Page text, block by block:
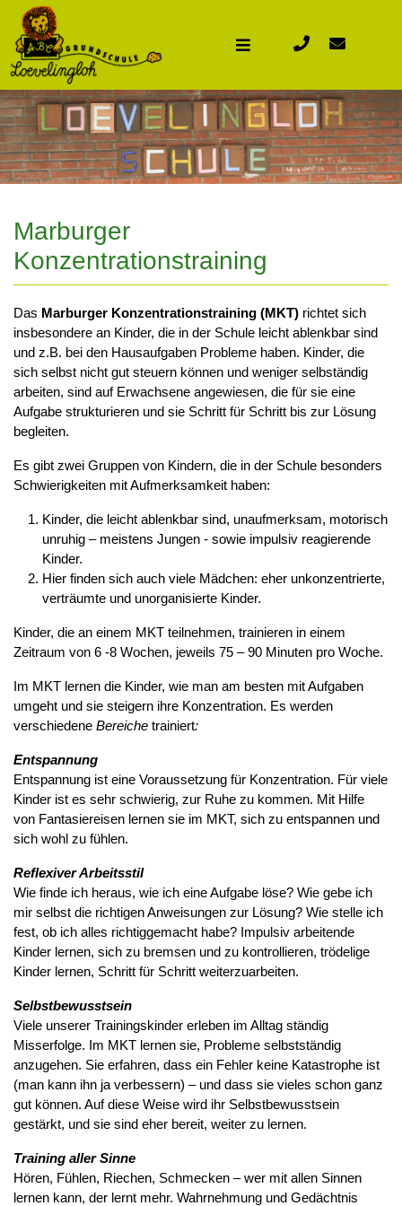
Marburger
Konzentrationstraining
Das Marburger Konzentrationstraining (MKT) richtet sich
insbesondere an Kinder, die in der Schule leicht ablenkbar sind
und z.B. bei den Hausaufgaben Probleme haben. Kinder, die
sich selbst nicht gut steuern können und weniger selbständig
arbeiten, sind auf Erwachsene angewiesen, die für sie eine
Aufgabe strukturieren und sie Schritt für Schritt bis zur Lösung
begleiten.
Es gibt zwei Gruppen von Kindern, die in der Schule besonders
Schwierigkeiten mit Aufmerksamkeit haben:
Kinder, die leicht ablenkbar sind, unaufmerksam, motorisch
unruhig – meistens Jungen - sowie impulsiv reagierende
Kinder.
Hier finden sich auch viele Mädchen: eher unkonzentrierte,
verträumte und unorganisierte Kinder.
Kinder, die an einem MKT teilnehmen, trainieren in einem
Zeitraum von 6 -8 Wochen, jeweils 75 – 90 Minuten pro Woche.
Im MKT lernen die Kinder, wie man am besten mit Aufgaben
umgeht und sie steigern ihre Konzentration. Es werden
verschiedene Bereiche trainiert:
Entspannung
Entspannung ist eine Voraussetzung für Konzentration. Für viele
Kinder ist es sehr schwierig, zur Ruhe zu kommen. Mit Hilfe
von Fantasiereisen lernen sie im MKT, sich zu entspannen und
sich wohl zu fühlen.
Reflexiver Arbeitsstil
Wie finde ich heraus, wie ich eine Aufgabe löse? Wie gebe ich
mir selbst die richtigen Anweisungen zur Lösung? Wie stelle ich
fest, ob ich alles richtiggemacht habe? Impulsiv arbeitende
Kinder lernen, sich zu bremsen und zu kontrollieren, trödelige
Kinder lernen, Schritt für Schritt weiterzuarbeiten.
Selbstbewusstsein
Viele unserer Trainingskinder erleben im Alltag ständig
Misserfolge. Im MKT lernen sie, Probleme selbstständig
anzugehen. Sie erfahren, dass ein Fehler keine Katastrophe ist
(man kann ihn ja verbessern) – und dass sie vieles schon ganz
gut können. Auf diese Weise wird ihr Selbstbewusstsein
gestärkt, und sie sind eher bereit, weiter zu lernen.
Training aller Sinne
Hören, Fühlen, Riechen, Schmecken – wer mit allen Sinnen
lernen kann, der lernt mehr. Wahrnehmung und Gedächtnis